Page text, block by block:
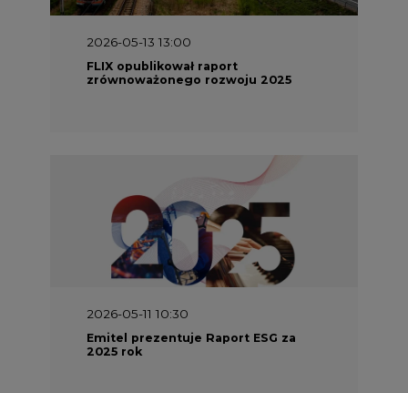
2026-05-13 13:00
FLIX opublikował raport
zrównoważonego rozwoju 2025
2026-05-11 10:30
Emitel prezentuje Raport ESG za
2025 rok